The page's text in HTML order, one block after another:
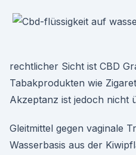
rechtlicher Sicht ist CBD
Tabakprodukten wie
Akzeptanz ist jedoch nicht
Gleitmittel gegen vaginale
Wasserbasis aus der